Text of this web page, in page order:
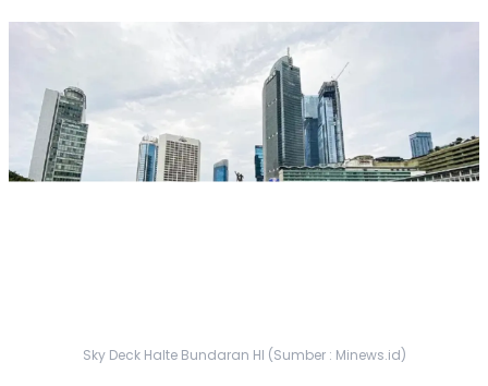
Sky Deck Halte Bundaran HI (Sumber : Minews.id)